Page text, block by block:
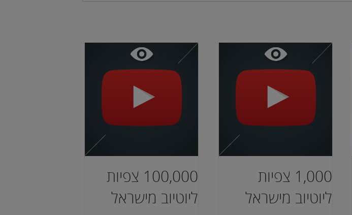
1,000 צפיות
ליוטיוב מישראל
100,000 צפיות
ליוטיוב מישראל